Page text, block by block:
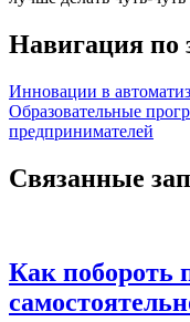
Навигация по
Инновации в
Образовательные
предпринимателей
Связанные
Как побороть